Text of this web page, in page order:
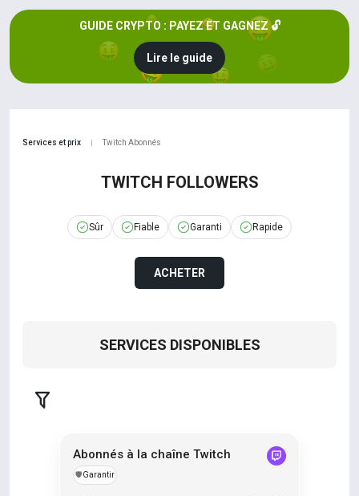
GUIDE CRYPTO : PAYEZ ET GAGNEZ 🔓
Lire le guide
Services et prix Twitch Abonnés
TWITCH FOLLOWERS
Sûr Fiable Garanti Rapide
ACHETER
SERVICES DISPONIBLES
Abonnés à la chaîne Twitch
️🛡️Garantir